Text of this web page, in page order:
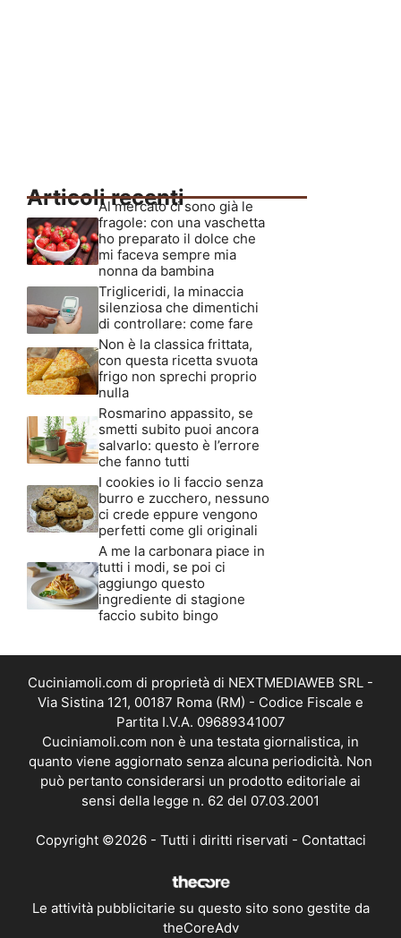
Articoli recenti
Al mercato ci sono già le
fragole: con una vaschetta
ho preparato il dolce che
mi faceva sempre mia
nonna da bambina
Trigliceridi, la minaccia
silenziosa che dimentichi
di controllare: come fare
Non è la classica frittata,
con questa ricetta svuota
frigo non sprechi proprio
nulla
Rosmarino appassito, se
smetti subito puoi ancora
salvarlo: questo è l’errore
che fanno tutti
I cookies io li faccio senza
burro e zucchero, nessuno
ci crede eppure vengono
perfetti come gli originali
A me la carbonara piace in
tutti i modi, se poi ci
aggiungo questo
ingrediente di stagione
faccio subito bingo
Cuciniamoli.com di proprietà di NEXTMEDIAWEB SRL -
Via Sistina 121, 00187 Roma (RM) - Codice Fiscale e
Partita I.V.A. 09689341007
Cuciniamoli.com non è una testata giornalistica, in
quanto viene aggiornato senza alcuna periodicità. Non
può pertanto considerarsi un prodotto editoriale ai
sensi della legge n. 62 del 07.03.2001
Copyright ©2026 - Tutti i diritti riservati - Contattaci
Le attività pubblicitarie su questo sito sono gestite da
theCoreAdv